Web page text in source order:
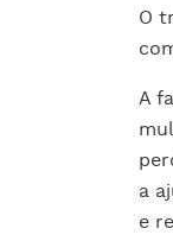
O
A
a
e